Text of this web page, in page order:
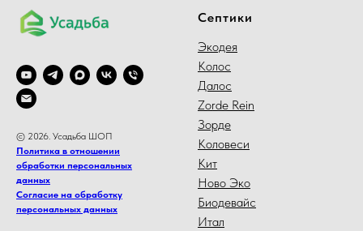
© 2026. Усадьба ШОП
Политика в отношении
обработки персональных
данных
Согласие на обработку
персональных данных
Септики
Экодея
Колос
Далос
Zorde Rein
Зорде
Коловеси
Кит
Ново Эко
Биодевайс
Итал